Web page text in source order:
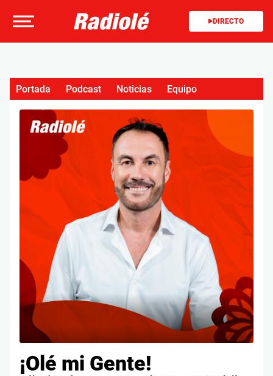
DIRECTO
¡Olé mi Gente!
Portada Podcast Noticias Equipo